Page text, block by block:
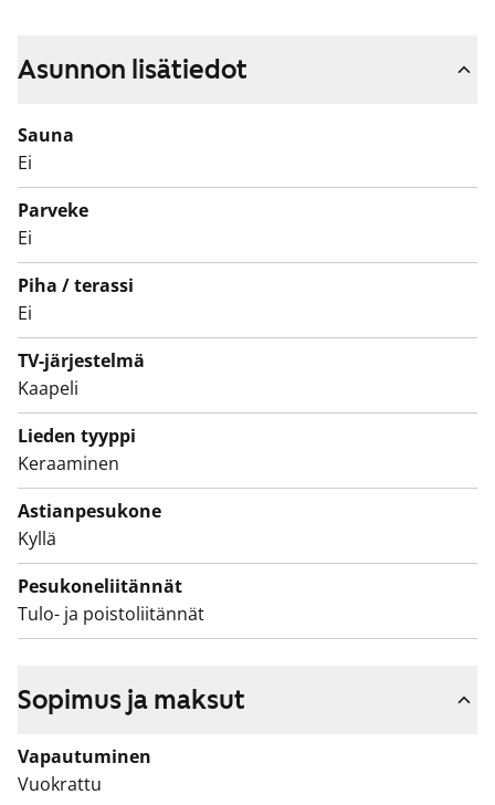
maalattu valkoisiksi.
Keittiössä on valkoiset kaapistot, joiden ovet ovat
puusyykuvioista mikrolaminaattia ja niissä on mustat
nuppivetimet. Ylä- ja alakaappien välinen tila ja työtaso
ovat laminaattia, jossa on hillitty harmaasävyinen
kuviointi. Varustukseen kuuluu keraaminen liesi,
liesikupu, jääkaappipakastin ja astianpesukone.
Kodinkoneet ovat valkoisia.
Eteisen kaapiston suojassa on alkovi, johon sopii
rauhallinen makuusoppi. Kylpyhuoneessa on valkoiset
Kide-malliston kotimaiset kalusteet ja paikka
pyykinpesukoneelle. Seinät ovat valkoista laattaa ja
lattia on harmaa.
Asunnon lisätiedot
Sauna
Ei
Parveke
Ei
Piha / terassi
Ei
TV-järjestelmä
Kaapeli
Lieden tyyppi
Keraaminen
Astianpesukone
Kyllä
Pesukoneliitännät
Tulo- ja poistoliitännät
Sopimus ja maksut
Vapautuminen
Vuokrattu